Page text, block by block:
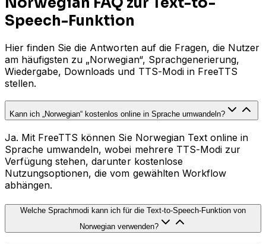
Speech-Funktion
Hier finden Sie die Antworten auf die Fragen, die Nutzer
am häufigsten zu „Norwegian“, Sprachgenerierung,
Wiedergabe, Downloads und TTS-Modi in FreeTTS
stellen.
Kann ich „Norwegian“ kostenlos online in Sprache umwandeln?
Ja. Mit FreeTTS können Sie Norwegian Text online in
Sprache umwandeln, wobei mehrere TTS-Modi zur
Verfügung stehen, darunter kostenlose
Nutzungsoptionen, die vom gewählten Workflow
abhängen.
Welche Sprachmodi kann ich für die Text-to-Speech-Funktion von
Norwegian verwenden?